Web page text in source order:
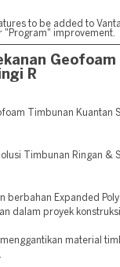
to be added to
improvement.
Geofoam
R
Timbunan Kuantan
Timbunan Ringan &
berbahan Expanded
dalam proyek
material